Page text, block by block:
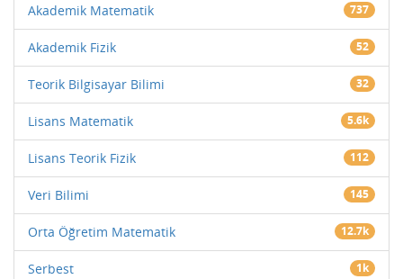
Akademik Matematik 737
Akademik Fizik 52
Teorik Bilgisayar Bilimi 32
Lisans Matematik 5.6k
Lisans Teorik Fizik 112
Veri Bilimi 145
Orta Öğretim Matematik 12.7k
Serbest 1k